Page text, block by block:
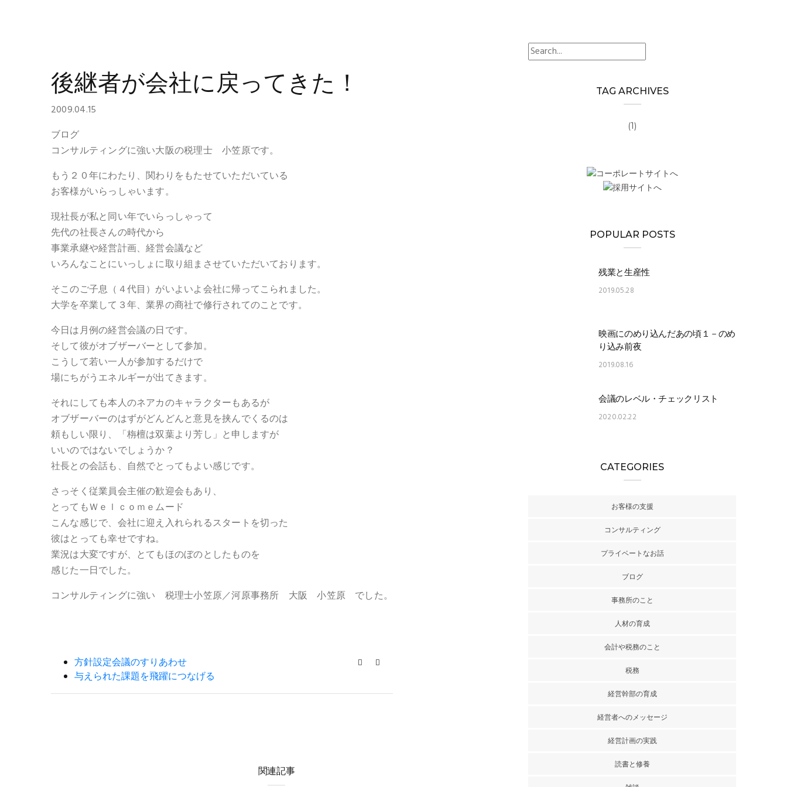
後継者が会社に戻ってきた！
2009.04.15
ブログ
コンサルティングに強い大阪の税理士 小笠原です。
もう２０年にわたり、関わりをもたせていただいている
お客様がいらっしゃいます。
現社長が私と同い年でいらっしゃって
先代の社長さんの時代から
事業承継や経営計画、経営会議など
いろんなことにいっしょに取り組まさせていただいております。
そこのご子息（４代目）がいよいよ会社に帰ってこられました。
大学を卒業して３年、業界の商社で修行されてのことです。
今日は月例の経営会議の日です。
そして彼がオブザーバーとして参加。
こうして若い一人が参加するだけで
場にちがうエネルギーが出てきます。
それにしても本人のネアカのキャラクターもあるが
オブザーバーのはずがどんどんと意見を挟んでくるのは
頼もしい限り、「栴檀は双葉より芳し」と申しますが
いいのではないでしょうか？
社長との会話も、自然でとってもよい感じです。
さっそく従業員会主催の歓迎会もあり、
とってもＷｅｌｃｏｍｅムード
こんな感じで、会社に迎え入れられるスタートを切った
彼はとっても幸せですね。
業況は大変ですが、とてもほのぼのとしたものを
感じた一日でした。
コンサルティングに強い 税理士小笠原／河原事務所 大阪 小笠原 でした。
方針設定会議のすりあわせ
与えられた課題を飛躍につなげる
関連記事
search
TAG ARCHIVES
(1)
POPULAR POSTS
残業と生産性
2019.05.28
映画にのめり込んだあの頃１－のめ
り込み前夜
2019.08.16
会議のレベル・チェックリスト
2020.02.22
CATEGORIES
お客様の支援
コンサルティング
プライベートなお話
ブログ
事務所のこと
人材の育成
会計や税務のこと
税務
経営幹部の育成
経営者へのメッセージ
経営計画の実践
読書と修養